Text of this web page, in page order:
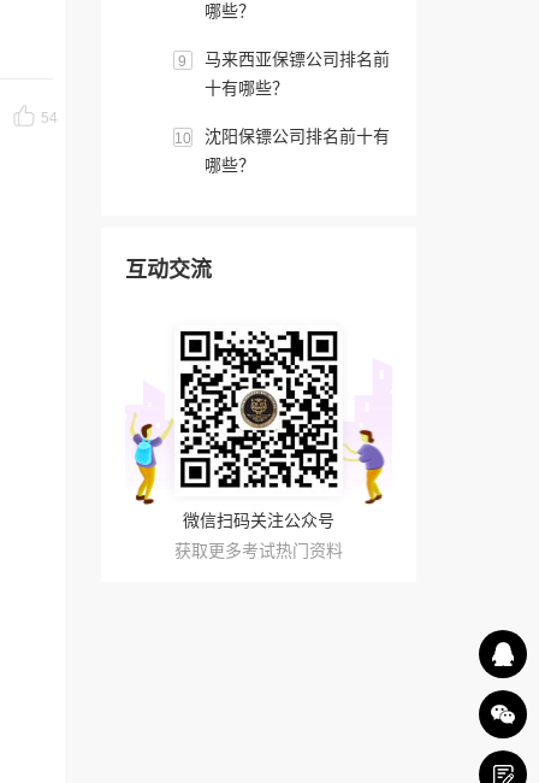
54
哪些？
9
马来西亚保镖公司排名前
十有哪些？
10
沈阳保镖公司排名前十有
哪些？
互动交流
微信扫码关注公众号
获取更多考试热门资料